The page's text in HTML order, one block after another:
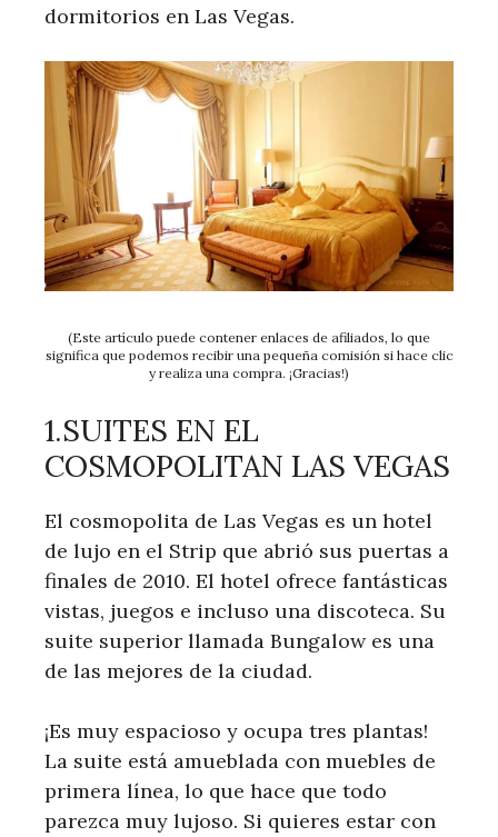
dormitorios en Las Vegas.
(Este artículo puede contener enlaces de afiliados, lo que
significa que podemos recibir una pequeña comisión si hace clic
y realiza una compra. ¡Gracias!)
1.SUITES EN EL
COSMOPOLITAN LAS VEGAS
El cosmopolita de Las Vegas es un hotel
de lujo en el Strip que abrió sus puertas a
finales de 2010. El hotel ofrece fantásticas
vistas, juegos e incluso una discoteca. Su
suite superior llamada Bungalow es una
de las mejores de la ciudad.
¡Es muy espacioso y ocupa tres plantas!
La suite está amueblada con muebles de
primera línea, lo que hace que todo
parezca muy lujoso. Si quieres estar con